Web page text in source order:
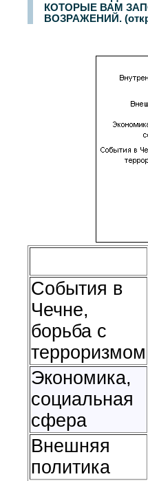
КОТОРЫЕ ВАМ
ВОЗРАЖЕНИЙ.
События в
Чечне,
борьба с
терроризмом
Экономика,
социальная
сфера
Внешняя
политика